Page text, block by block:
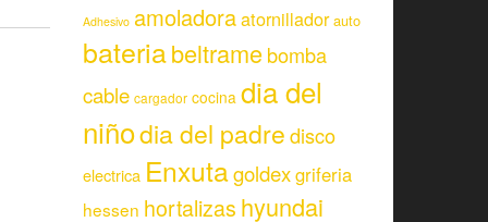
Adhesivo amoladoraatornillador auto
bateriabeltramebomba
cable cargador cocina dia del
niñodia del padredisco
electrica Enxutagoldexgriferia
hessen hortalizas hyundai